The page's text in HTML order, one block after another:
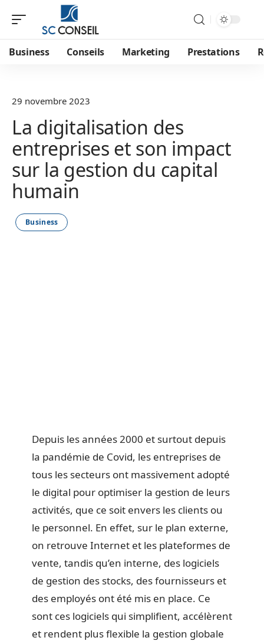
Business Conseils Marketing Prestations
29 novembre 2023
La digitalisation des
entreprises et son impact
sur la gestion du capital
humain
Business
Depuis les années 2000 et surtout depuis
la pandémie de Covid, les entreprises de
tous les secteurs ont massivement adopté
le digital pour optimiser la gestion de leurs
activités, que ce soit envers les clients ou
le personnel. En effet, sur le plan externe,
on retrouve Internet et les plateformes de
vente, tandis qu’en interne, des logiciels
de gestion des stocks, des fournisseurs et
des employés ont été mis en place. Ce
sont ces logiciels qui simplifient, accélèrent
et rendent plus flexible la gestion globale